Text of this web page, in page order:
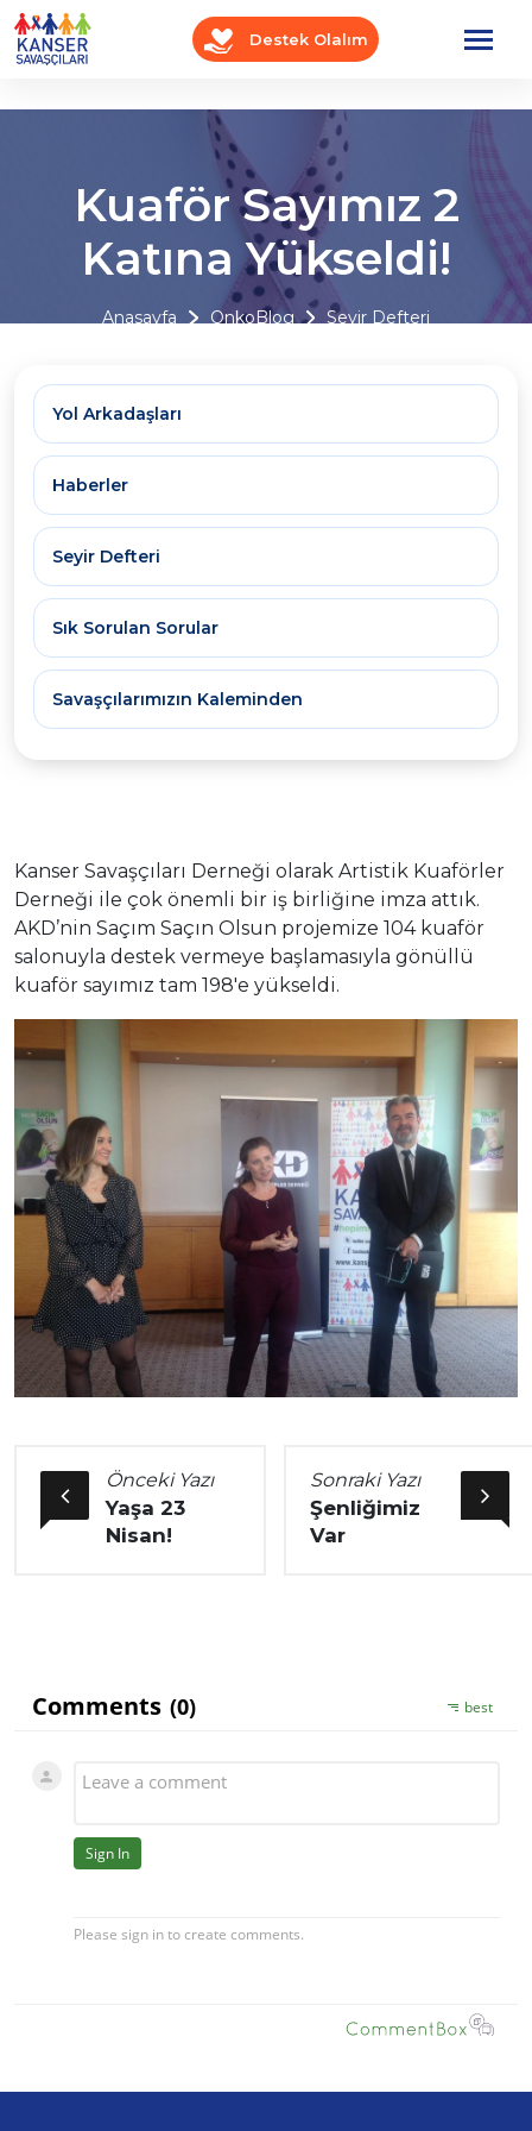
Destek Olalım
Kuaför Sayımız 2
Katına Yükseldi!
Anasayfa OnkoBlog Seyir Defteri
Yol Arkadaşları
Haberler
Seyir Defteri
Sık Sorulan Sorular
Savaşçılarımızın Kaleminden
Kanser Savaşçıları Derneği olarak Artistik Kuaförler
Derneği ile çok önemli bir iş birliğine imza attık.
AKD’nin Saçım Saçın Olsun projemize 104 kuaför
salonuyla destek vermeye başlamasıyla gönüllü
kuaför sayımız tam 198'e yükseldi.
Önceki Yazı
Yaşa 23
Nisan!
Sonraki Yazı
Şenliğimiz
Var